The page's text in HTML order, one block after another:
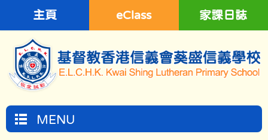
主頁 eClass 家課日誌
MENU